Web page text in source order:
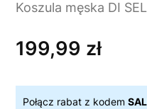
Koszula męska DI
Cena
199,99 zł
Połącz rabat z kodem